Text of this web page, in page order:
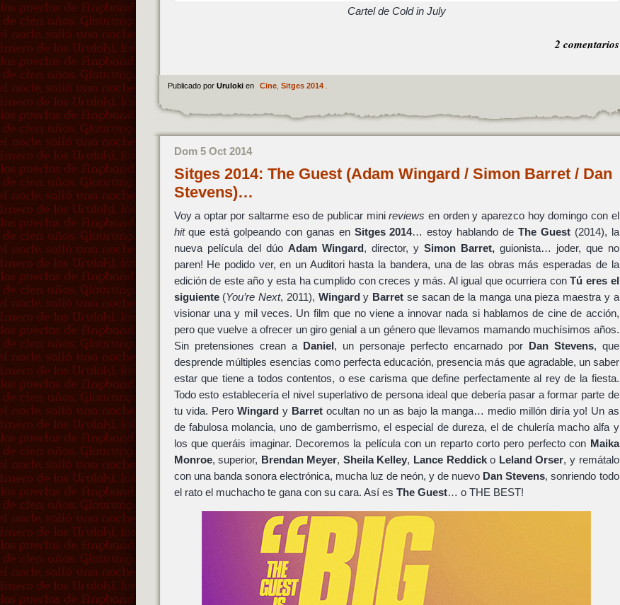
Cartel de Cold in July
2 comentarios
Publicado por Uruloki en Cine, Sitges 2014.
Dom 5 Oct 2014
Sitges 2014: The Guest (Adam Wingard / Simon Barret / Dan
Stevens)…
Voy a optar por saltarme eso de publicar minireviews en orden y aparezco hoy domingo con el
hitque está golpeando con ganas en Sitges 2014… estoy hablando de The Guest(2014), la
nueva película del dúo Adam Wingard, director, y Simon Barret,guionista… joder, que no
paren! He podido ver, en un Auditori hasta la bandera, una de las obras más esperadas de la
edición de este año y esta ha cumplido con creces y más. Al igual que ocurriera conTú eres el
siguiente(You’re Next, 2011), Wingardy Barret se sacan de la manga una pieza maestra y a
visionar una y mil veces. Un film que no viene a innovar nada si hablamos de cine de acción,
pero que vuelve a ofrecer un giro genial a un género que llevamos mamando muchísimos años.
Sin pretensiones crean a Daniel, un personaje perfecto encarnado por Dan Stevens, que
desprende múltiples esencias como perfecta educación, presencia más que agradable, un saber
estar que tiene a todos contentos, o ese carisma que define perfectamente al rey de la fiesta.
Todo esto establecería el nivel superlativo de persona ideal que debería pasar a formar parte de
tu vida. Pero Wingardy Barretocultan no un as bajo la manga… medio millón diría yo! Un as
de fabulosa molancia, uno de gamberrismo, el especial de dureza, el de chulería macho alfa y
los que queráis imaginar. Decoremos la película con un reparto corto pero perfecto con Maika
Monroe, superior, Brendan Meyer, Sheila Kelley, Lance Reddicko Leland Orser, y remátalo
con una banda sonora electrónica, mucha luz de neón, y de nuevo Dan Stevens, sonriendo todo
el rato el muchacho te gana con su cara. Así es The Guest… o THE BEST!